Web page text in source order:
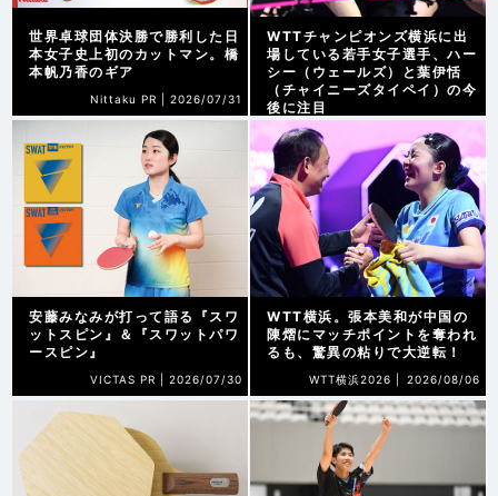
世界卓球団体決勝で勝利した日
本女子史上初のカットマン。橋
本帆乃香のギア
Nittaku PR | 2026/07/31
WTTチャンピオンズ横浜に出
場している若手女子選手、ハー
シー（ウェールズ）と葉伊恬
（チャイニーズタイペイ）の今
後に注目
WTT横浜2026 | 2026/08/07
安藤みなみが打って語る『スワ
ットスピン』＆『スワットパワ
ースピン』
VICTAS PR | 2026/07/30
WTT横浜。張本美和が中国の
陳熠にマッチポイントを奪われ
るも、驚異の粘りで大逆転！
WTT横浜2026 | 2026/08/06